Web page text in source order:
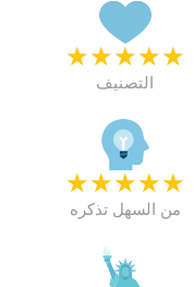
★
★
★
★
★
التصنيف
★
★
★
★
★
من السهل تذكره